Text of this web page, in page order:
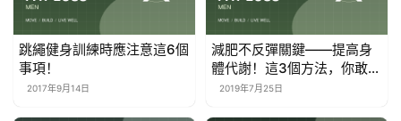
跳繩健身訓練時應注意這6個
事項！
2017年9月14日
減肥不反彈關鍵——提高身
體代謝！這3個方法，你敢嘗
試嗎？
2019年7月25日